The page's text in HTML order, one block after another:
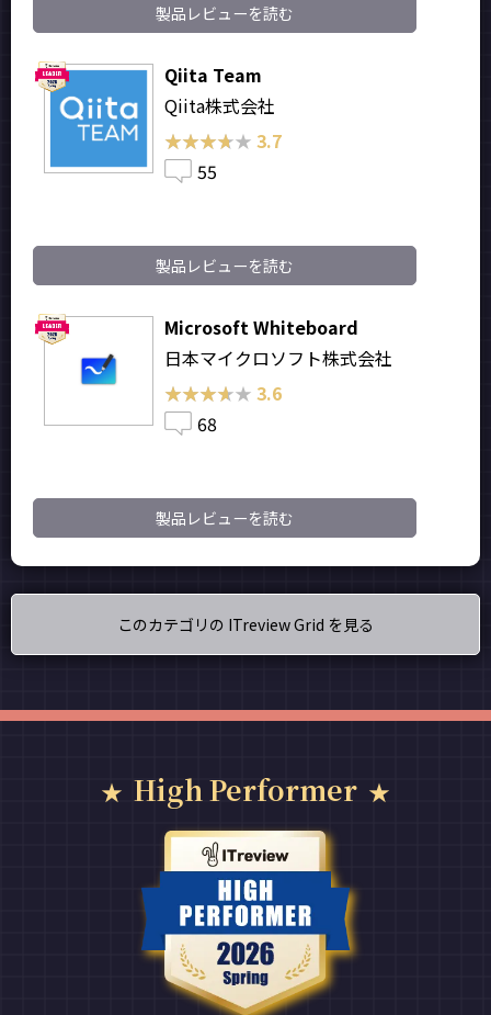
製品レビューを読む
Qiita Team
Qiita株式会社
★★★★★
★★★★★ 3.7
55
製品レビューを読む
Microsoft Whiteboard
日本マイクロソフト株式会社
★★★★★
★★★★★ 3.6
68
製品レビューを読む
このカテゴリの ITreview Grid を見る
High Performer